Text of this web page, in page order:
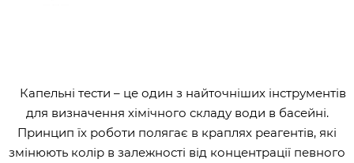
Капельні тести – це один з найточніших інструментів
для визначення хімічного складу води в басейні.
Принцип їх роботи полягає в краплях реагентів, які
змінюють колір в залежності від концентрації певного